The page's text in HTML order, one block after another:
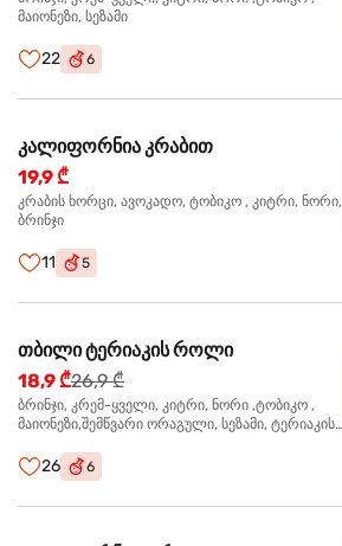
მაიონეზი, სეზამი
22 6
კალიფორნია კრაბით
19,9 ₾
კრაბის ხორცი, ავოკადო, ტობიკო , კიტრი, ნორი,
ბრინჯი
11 5
თბილი ტერიაკის როლი
18,9 ₾26,9 ₾
ბრინჯი, კრემ-ყველი, კიტრი, ნორი ,ტობიკო ,
მაიონეზი,შემწვარი ორაგული, სეზამი, ტერიაკის
26 6